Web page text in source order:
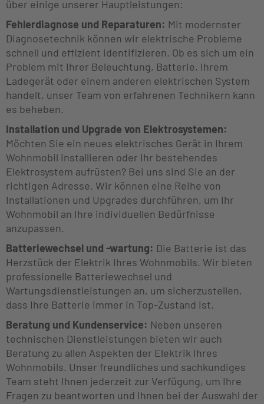
über einige unserer Hauptleistungen:
Fehlerdiagnose und Reparaturen: Mit modernster
Diagnosetechnik können wir elektrische Probleme
schnell und effizient identifizieren. Ob es sich um ein
Problem mit Ihrer Beleuchtung, Batterie, Ihrem
Ladegerät oder einem anderen elektrischen System
handelt, unser Team von erfahrenen Technikern kann
es beheben.
Installation und Upgrade von Elektrosystemen:
Möchten Sie ein neues elektrisches Gerät in Ihrem
Wohnmobil installieren oder Ihr bestehendes
Elektrosystem aufrüsten? Bei uns sind Sie an der
richtigen Adresse. Wir können eine Reihe von
Installationen und Upgrades durchführen, um Ihr
Wohnmobil an Ihre individuellen Bedürfnisse
anzupassen.
Batteriewechsel und -wartung: Die Batterie ist das
Herzstück der Elektrik Ihres Wohnmobils. Wir bieten
professionelle Batteriewechsel und
Wartungsdienstleistungen an, um sicherzustellen,
dass Ihre Batterie immer in Top-Zustand ist.
Beratung und Kundenservice: Neben unseren
technischen Dienstleistungen bieten wir auch
Beratung zu allen Aspekten der Elektrik Ihres
Wohnmobils. Unser freundliches und sachkundiges
Team steht Ihnen jederzeit zur Verfügung, um Ihre
Fragen zu beantworten und Ihnen bei der Auswahl der